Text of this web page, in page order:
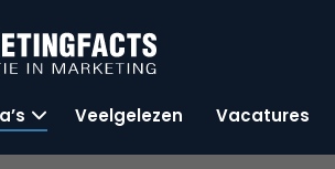
Veelgelezen Vacatures